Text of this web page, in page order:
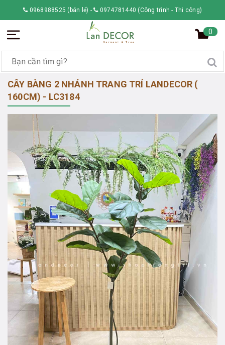
0968988525 (bán lẻ) - 0974781440 (Công trình - Thi công)
0
CÂY BÀNG 2 NHÁNH TRANG TRÍ LANDECOR (
160CM) - LC3184